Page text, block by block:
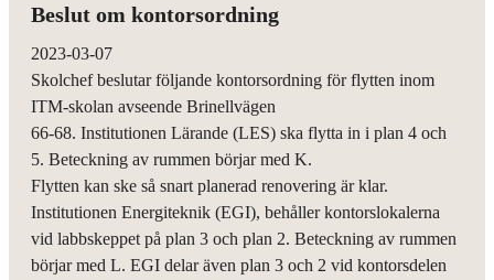
Beslut om kontorsordning
2023-03-07
Skolchef beslutar följande kontorsordning för flytten inom
ITM-skolan avseende Brinellvägen
66-68. Institutionen Lärande (LES) ska flytta in i plan 4 och
5. Beteckning av rummen börjar med K.
Flytten kan ske så snart planerad renovering är klar.
Institutionen Energiteknik (EGI), behåller kontorslokalerna
vid labbskeppet på plan 3 och plan 2. Beteckning av rummen
börjar med L. EGI delar även plan 3 och 2 vid kontorsdelen